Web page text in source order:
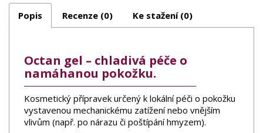
Popis Recenze (0) Ke stažení (0)
Octan gel – chladivá péče o
namáhanou pokožku.
Kosmetický přípravek určený k lokální péči o pokožku
vystavenou mechanickému zatížení nebo vnějším
vlivům (např. po nárazu či poštípání hmyzem).